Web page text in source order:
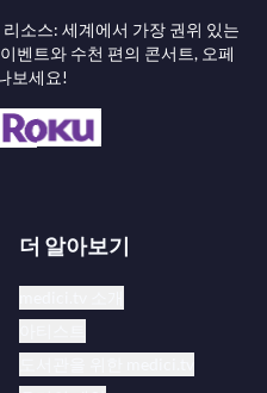
소스: 세계에서 가장 권위 있는
벤트와 수천 편의 콘서트, 오페
보세요!
더 알아보기